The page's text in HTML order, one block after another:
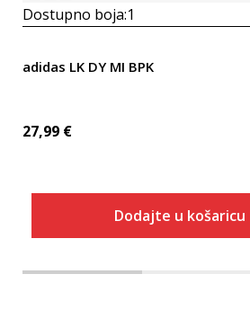
Dostupno boja:1
adidas LK DY MI BPK
27,99 €
Dodajte u košaricu